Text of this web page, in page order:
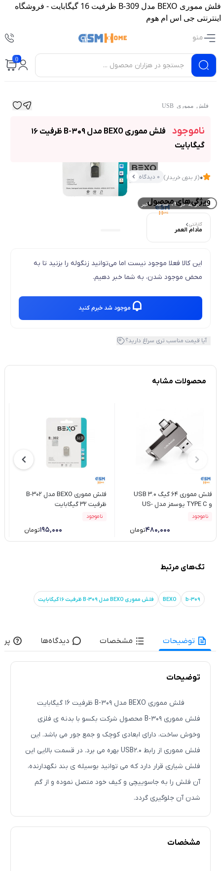
فلش مموری BEXO مدل B-309 ظرفیت 16 گیگابایت - فروشگاه
اینترنتی جی اس ام هوم
منو
0
۰ بازدید در ۲۴ ساعت اخیر
فلش مموری USB
ناموجود
فلش مموری BEXO مدل B-309 ظرفیت 16
گیگابایت
0(از بدون خریدار) 0 دیدگاه
ویژگی‌های محصول
گارانتی
مادام العمر
این کالا فعلا موجود نیست اما می‌توانید زنگوله را بزنید تا به
محض موجود شدن، به شما خبر دهیم.
موجود شد خبرم کنید
آیا قیمت مناسب تری سراغ دارید؟
محصولات مشابه
فلش مموری 64 گیگ USB 3.0
و TYPE C یوسمز مدل US-
ZB200
ناموجود
۴۸۰,۰۰۰تومان
فلش مموری BEXO مدل B-302
ظرفیت 32 گیگابایت
ناموجود
۱۹۵,۰۰۰تومان
تگ‌های مرتبط
b-309
BEXO فلش مموری BEXO مدل B-309 ظرفیت 16 گیگابایت
توضیحات مشخصات دیدگاه‌ها
توضیحات
فلش مموری BEXO مدل B-309 ظرفیت 16 گیگابایت
فلش مموری B-309 محصول شرکت بکسو با بدنه ی فلزی
وخوش ساخت، دارای ابعادی کوچک و جمع جور می باشد. این
فلش مموری از رابط USB2.0 بهره می برد. در قسمت بالایی این
فلش شیاری قرار دارد که می توانید بوسیله ی بند نگهدارنده،
آن فلش را به جاسوییچی و کیف خود متصل نموده و از گم
شدن آن جلوگیری گردد.
مشخصات